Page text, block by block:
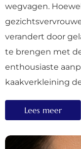
wegvagen. Hoewel
verandert door
te brengen met
enthousiaste
kaakverkleining
Lees meer